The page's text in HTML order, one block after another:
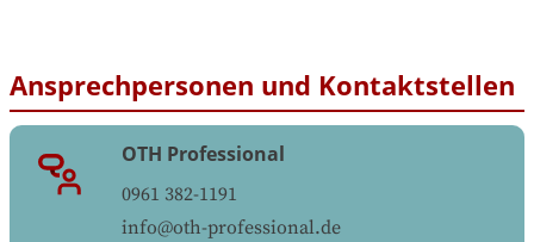
Ansprechpersonen und Kontaktstellen
OTH Professional
0961 382-1191
info@oth-professional.de